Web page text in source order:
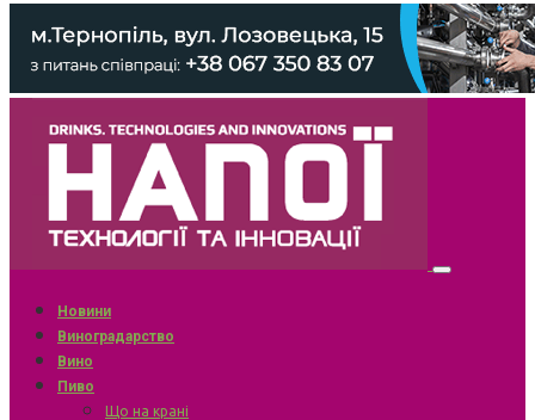
Новини
Виноградарство
Вино
Пиво
Що на крані